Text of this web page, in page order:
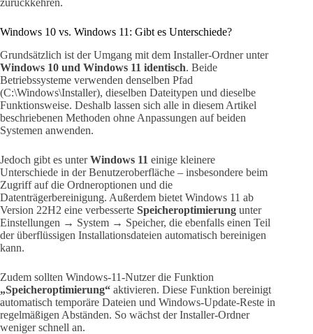
zurückkehren.
Windows 10 vs. Windows 11: Gibt es Unterschiede?
Grundsätzlich ist der Umgang mit dem Installer-Ordner unter
Windows 10 und Windows 11 identisch. Beide
Betriebssysteme verwenden denselben Pfad
(C:\Windows\Installer), dieselben Dateitypen und dieselbe
Funktionsweise. Deshalb lassen sich alle in diesem Artikel
beschriebenen Methoden ohne Anpassungen auf beiden
Systemen anwenden.
Jedoch gibt es unterWindows 11 einige kleinere
Unterschiede in der Benutzeroberfläche – insbesondere beim
Zugriff auf die Ordneroptionen und die
Datenträgerbereinigung. Außerdem bietet Windows 11 ab
Version 22H2 eine verbesserte Speicheroptimierung unter
Einstellungen → System → Speicher, die ebenfalls einen Teil
der überflüssigen Installationsdateien automatisch bereinigen
kann.
Zudem sollten Windows-11-Nutzer die Funktion
„Speicheroptimierung“ aktivieren. Diese Funktion bereinigt
automatisch temporäre Dateien und Windows-Update-Reste in
regelmäßigen Abständen. So wächst der Installer-Ordner
weniger schnell an.